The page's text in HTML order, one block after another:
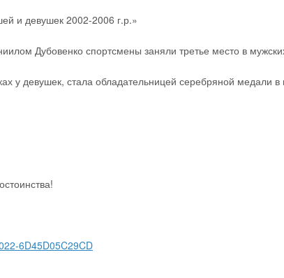
и девушек 2002-2006 г.р.»
Дубовенко спортсмены заняли третье место в
у девушек, стала обладательницей серебряной медали
6D45D05C29CD